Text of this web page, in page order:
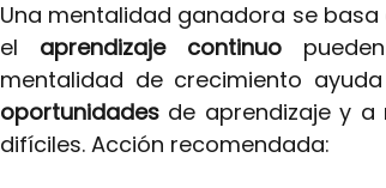
Una mentalidad ganadora se basa
el
aprendizaje continuo
mentalidad de crecimiento
oportunidades de aprendizaje y
difíciles. Acción recomendada: